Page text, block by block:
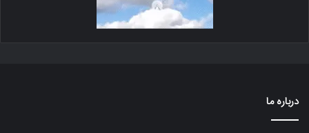
درباره ما